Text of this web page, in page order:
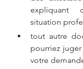
expliquant
situation
tout autre
pourriez
votre